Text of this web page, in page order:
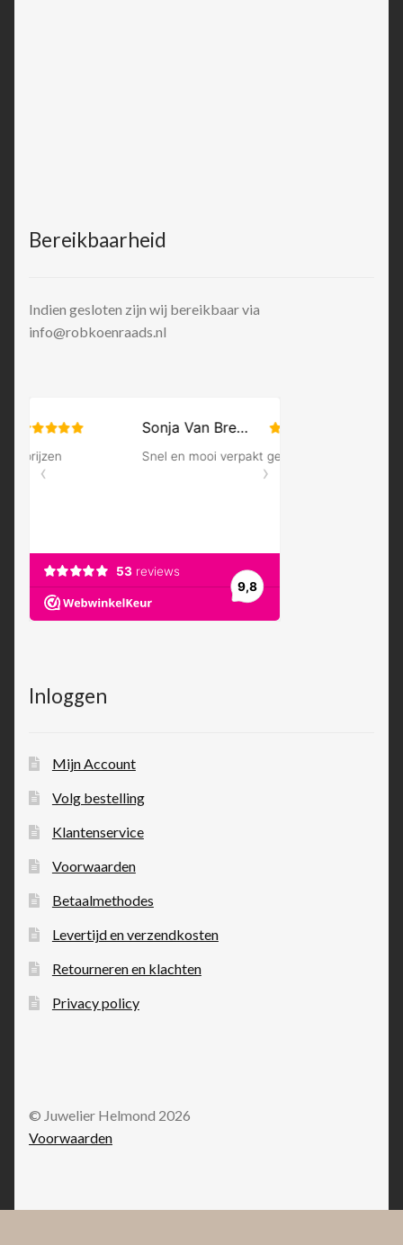
Bereikbaarheid
Indien gesloten zijn wij bereikbaar via
info@robkoenraads.nl
Inloggen
Mijn Account
Volg bestelling
Klantenservice
Voorwaarden
Betaalmethodes
Levertijd en verzendkosten
Retourneren en klachten
Privacy policy
© Juwelier Helmond 2026
Voorwaarden